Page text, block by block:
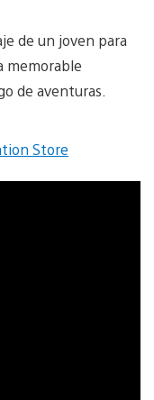
de un joven para
memorable
de aventuras.
Store